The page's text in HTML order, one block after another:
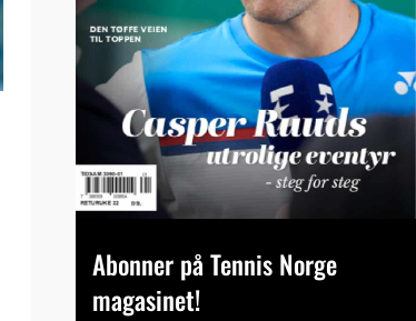
Abonner på Tennis Norge
magasinet!